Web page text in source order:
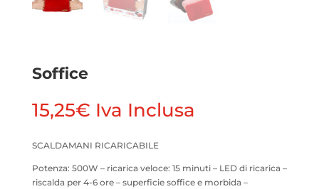
Soffice
15,25€ Iva Inclusa
SCALDAMANI RICARICABILE
Potenza: 500W – ricarica veloce: 15 minuti – LED di ricarica –
riscalda per 4-6 ore – superficie soffice e morbida –